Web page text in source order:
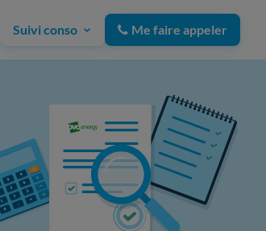
Suivi conso Me faire appeler